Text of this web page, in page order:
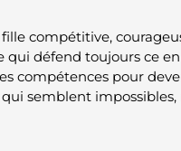
compétitive,
défend toujours ce
compétences pour
semblent